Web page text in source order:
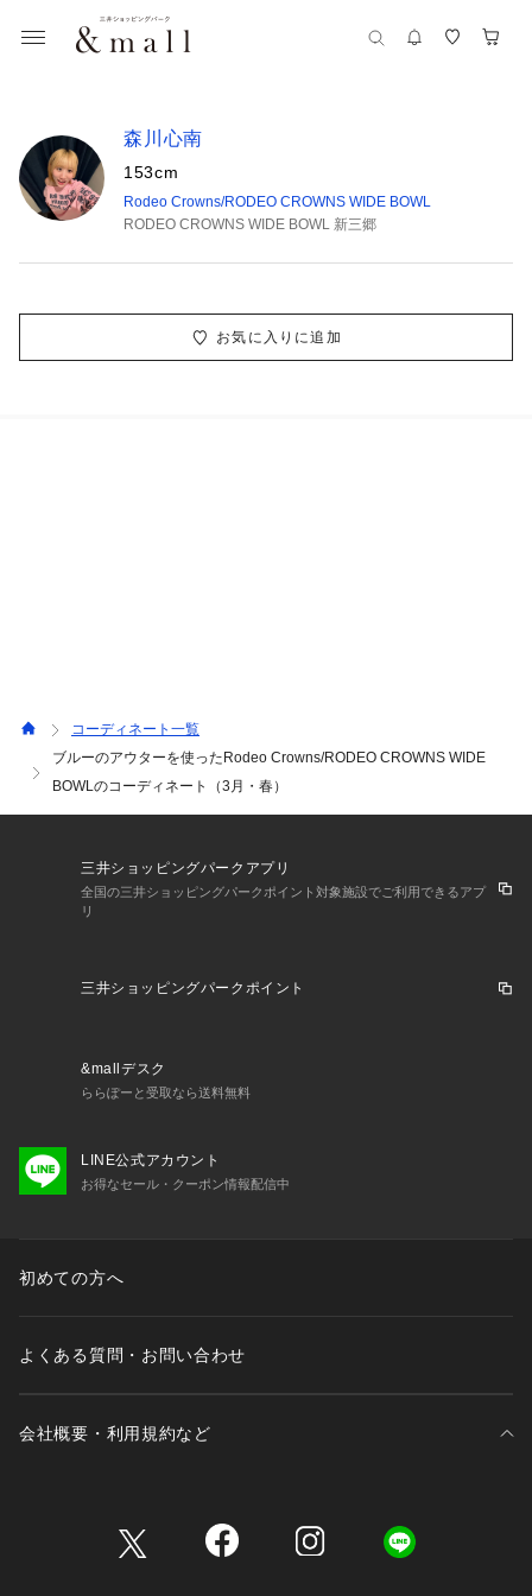
森川心南
153cm
Rodeo Crowns/RODEO CROWNS WIDE BOWL
RODEO CROWNS WIDE BOWL 新三郷
お気に入りに追加
コーディネート一覧
ブルーのアウターを使ったRodeo Crowns/RODEO CROWNS WIDE
BOWLのコーディネート（3月・春）
三井ショッピングパークアプリ
全国の三井ショッピングパークポイント対象施設でご利用できるアプ
リ
三井ショッピングパークポイント
&mallデスク
ららぽーと受取なら送料無料
LINE公式アカウント
お得なセール・クーポン情報配信中
初めての方へ
よくある質問・お問い合わせ
会社概要・利用規約など